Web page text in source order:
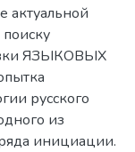
актуальной
ЯЗЬІКОВЬІХ
русского
из
инициации.